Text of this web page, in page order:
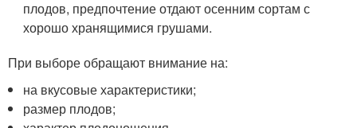
плодов, предпочтение отдают осенним сортам с
хорошо хранящимися грушами.
При выборе обращают внимание на:
на вкусовые характеристики;
размер плодов;